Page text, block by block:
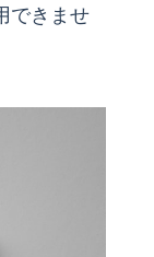
できませ